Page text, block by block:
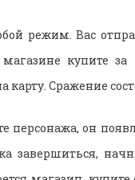
режим. Вас
купите
карту. Сражение
персонажа, он
завершиться,